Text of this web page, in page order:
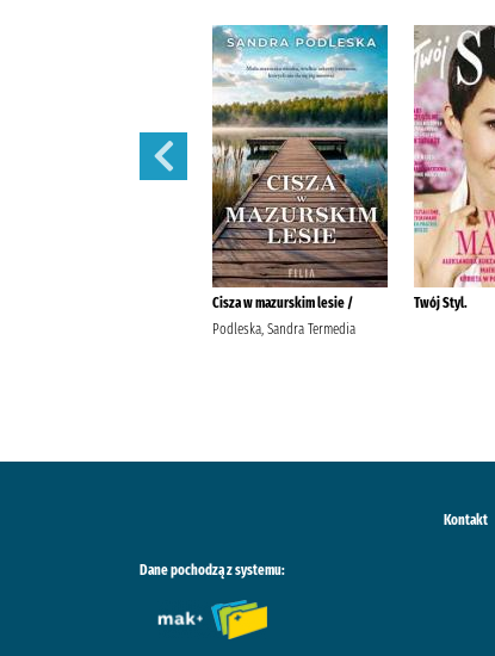
Cisza w mazurskim lesie /
Podleska, Sandra Termedia
Twój Styl.
Kontakt
Dane pochodzą z systemu: